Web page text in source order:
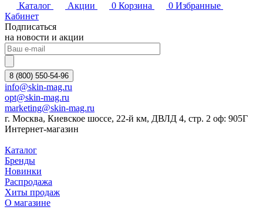
Каталог Акции 0 Корзина 0 Избранные
Кабинет
Подписаться
на новости и акции
8 (800) 550-54-96
info@skin-mag.ru
opt@skin-mag.ru
marketing@skin-mag.ru
г. Москва, Киевское шоссе, 22-й км, ДВЛД 4, стр. 2 оф: 905Г
Интернет-магазин
Каталог
Бренды
Новинки
Распродажа
Хиты продаж
О магазине